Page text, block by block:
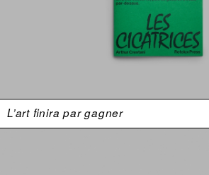
L’art finira par gagner